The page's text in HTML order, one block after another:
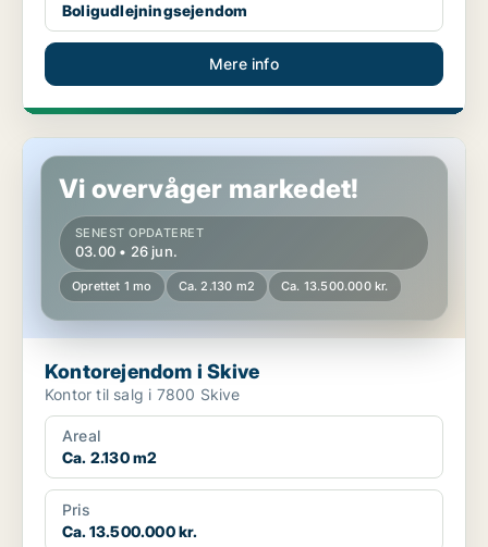
Boligudlejningsejendom
Mere info
Kontorejendom i Skive
Vi overvåger markedet!
SENEST OPDATERET
03.00 • 26 jun.
Oprettet 1 mo Ca. 2.130 m2 Ca. 13.500.000 kr.
Kontorejendom i Skive
Kontor til salg i 7800 Skive
Areal
Ca. 2.130 m2
Pris
Ca. 13.500.000 kr.